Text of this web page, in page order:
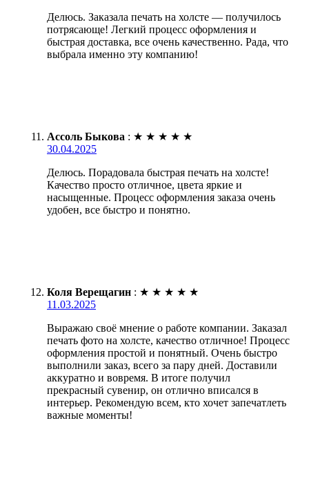
Делюсь. Заказала печать на холсте — получилось
потрясающе! Легкий процесс оформления и
быстрая доставка, все очень качественно. Рада, что
выбрала именно эту компанию!
Ассоль Быкова : ★ ★ ★ ★ ★
30.04.2025
Делюсь. Порадовала быстрая печать на холсте!
Качество просто отличное, цвета яркие и
насыщенные. Процесс оформления заказа очень
удобен, все быстро и понятно.
Коля Верещагин : ★ ★ ★ ★ ★
11.03.2025
Выражаю своё мнение о работе компании. Заказал
печать фото на холсте, качество отличное! Процесс
оформления простой и понятный. Очень быстро
выполнили заказ, всего за пару дней. Доставили
аккуратно и вовремя. В итоге получил
прекрасный сувенир, он отлично вписался в
интерьер. Рекомендую всем, кто хочет запечатлеть
важные моменты!